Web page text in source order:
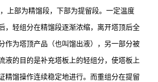
部为精馏段，下部为提留段。一定温度
，轻组分在精馏段逐渐浓缩，离开塔顶后全
作为塔顶产品（也叫馏出液），另一部分被
液的目的是补充塔板上的轻组分，使塔板上
精馏操作连续稳定地进行。而重组分在提留